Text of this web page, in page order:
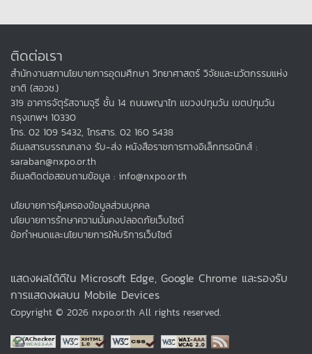
ติดต่อเรา
สำนักงานสภานโยบายการอุดมศึกษา วิทยาศาสตร์ วิจัยและนวัตกรรมแห่ง
ชาติ (สอวช.)
319 อาคารจัตุรัสจามจุรี ชั้น 14 ถนนพญาไท แขวงปทุมวัน เขตปทุมวัน
กรุงเทพฯ 10330
โทร. 02 109 5432, โทรสาร. 02 160 5438
อีเมลสารบรรณกลาง รับ-ส่ง หนังสือราชการทางอิเล็กทรอนิกส์ :
saraban@nxpo.or.th
อีเมลติดต่อสอบถามข้อมูล : info@nxpo.or.th
นโยบายการคุ้มครองข้อมูลส่วนบุคคล
นโยบายการรักษาความมั่นคงปลอดภัยเว็บไซต์
ข้อกำหนดและนโยบายการให้บริการเว็บไซต์
แสดงผลได้ดีใน Microsoft Edge, Google Chrome และรองรับ
การแสดงผลบน Mobile Devices
Copyright © 2026 nxpo.or.th All rights reserved.